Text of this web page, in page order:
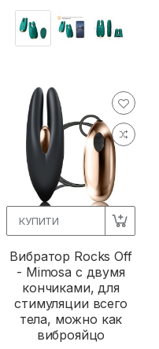
КУПИТИ
Вибратор Rocks Off
- Mimosa с двумя
кончиками, для
стимуляции всего
тела, можно как
виброяйцо